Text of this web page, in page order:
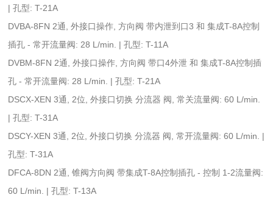
| 孔型: T-21A
DVBA-8FN 2通, 外接口操作, 方向阀 带内泄到口3 和 集成T-8A控制
插孔 - 常开流量阀: 28 L/min. | 孔型: T-11A
DVBM-8FN 2通, 外接口操作, 方向阀 带口4外泄 和 集成T-8A控制插
孔 - 常开流量阀: 28 L/min. | 孔型: T-21A
DSCX-XEN 3通, 2位, 外接口切换 分流器 阀, 常关流量阀: 60 L/min.
| 孔型: T-31A
DSCY-XEN 3通, 2位, 外接口切换 分流器 阀, 常开流量阀: 60 L/min. |
孔型: T-31A
DFCA-8DN 2通, 锥阀方向阀 带集成T-8A控制插孔 - 控制 1-2流量阀:
60 L/min. | 孔型: T-13A